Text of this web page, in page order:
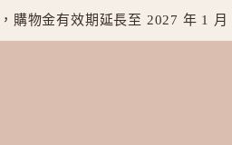
，購物金有效期延長至 2027 年